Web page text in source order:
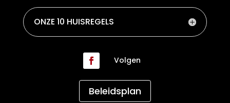
ONZE 10 HUISREGELS
Volgen
Beleidsplan